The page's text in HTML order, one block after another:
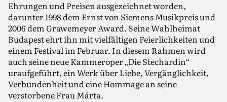
Ehrungen und Preisen ausgezeichnet worden,
darunter 1998 dem Ernst von Siemens Musikpreis und
2006 dem Grawemeyer Award. Seine Wahlheimat
Budapest ehrt ihn mit vielfältigen Feierlichkeiten und
einem Festival im Februar. In diesem Rahmen wird
auch seine neue Kammeroper „Die Stechardin“
uraufgeführt, ein Werk über Liebe, Vergänglichkeit,
Verbundenheit und eine Hommage an seine
verstorbene Frau Márta.